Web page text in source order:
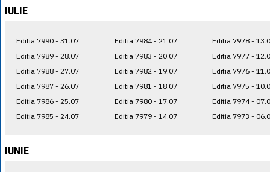
IULIE
Editia 7990 - 31.07
Editia 7989 - 28.07
Editia 7988 - 27.07
Editia 7987 - 26.07
Editia 7986 - 25.07
Editia 7985 - 24.07
Editia 7984 - 21.07
Editia 7983 - 20.07
Editia 7982 - 19.07
Editia 7981 - 18.07
Editia 7980 - 17.07
Editia 7979 - 14.07
Editia 7978 -
Editia 7977 -
Editia 7976 -
Editia 7975 -
Editia 7974 -
Editia 7973 -
IUNIE